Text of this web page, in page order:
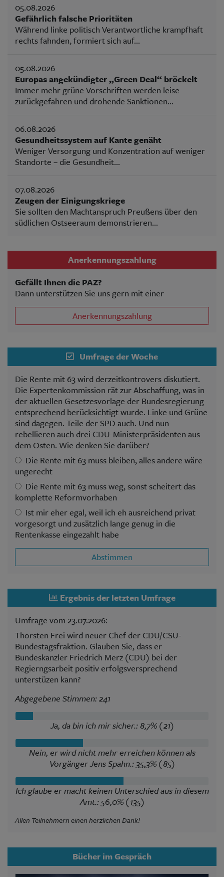
05.08.2026
Gefährlich falsche Prioritäten
Während linke politisch Verantwortliche krampfhaft
rechts fahnden, formiert sich auf...
05.08.2026
Europas angekündigter „Green Deal“ bröckelt
Immer mehr grüne Vorschriften werden leise
zurückgefahren und drohende Sanktionen...
06.08.2026
Gesundheitssystem auf Kante genäht
Weniger Versorgung und Konzentration auf weniger
Standorte – die Gesundheit...
07.08.2026
Zeugen der Einigungskriege
Sie sollten den Machtanspruch Preußens über den
südlichen Ostseeraum demonstrieren...
Anerkennungszahlung
Gefällt Ihnen die PAZ?
Dann unterstützen Sie uns gern mit einer
Anerkennungszahlung
Umfrage der Woche
Die Rente mit 63 wird derzeitkontrovers diskutiert.
Die Expertenkommission rät zur Abschaffung, was in
der aktuellen Gesetzesvorlage der Bundesregierung
entsprechend berücksichtigt wurde. Linke und Grüne
sind dagegen. Teile der SPD auch. Und nun
rebellieren auch drei CDU-Ministerpräsidenten aus
dem Osten. Wie denken Sie darüber?
Die Rente mit 63 muss bleiben, alles andere wäre
ungerecht
Die Rente mit 63 muss weg, sonst scheitert das
komplette Reformvorhaben
Ist mir eher egal, weil ich eh ausreichend privat
vorgesorgt und zusätzlich lange genug in die
Rentenkasse eingezahlt habe
Abstimmen
Ergebnis der letzten Umfrage
Umfrage vom 23.07.2026:
Thorsten Frei wird neuer Chef der CDU/CSU-
Bundestagsfraktion. Glauben Sie, dass er
Bundeskanzler Friedrich Merz (CDU) bei der
Regierngsarbeit positiv erfolgsversprechend
unterstüzen kann?
Abgegebene Stimmen: 241
Ja, da bin ich mir sicher.: 8,7% (21)
Nein, er wird nicht mehr erreichen können als
Vorgänger Jens Spahn.: 35,3% (85)
Ich glaube er macht keinen Unterschied aus in diesem
Amt.: 56,0% (135)
Allen Teilnehmern einen herzlichen Dank!
Bücher im Gespräch